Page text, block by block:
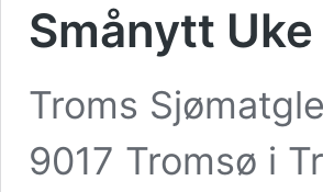
Smånytt
Troms
9017 Tromsø i